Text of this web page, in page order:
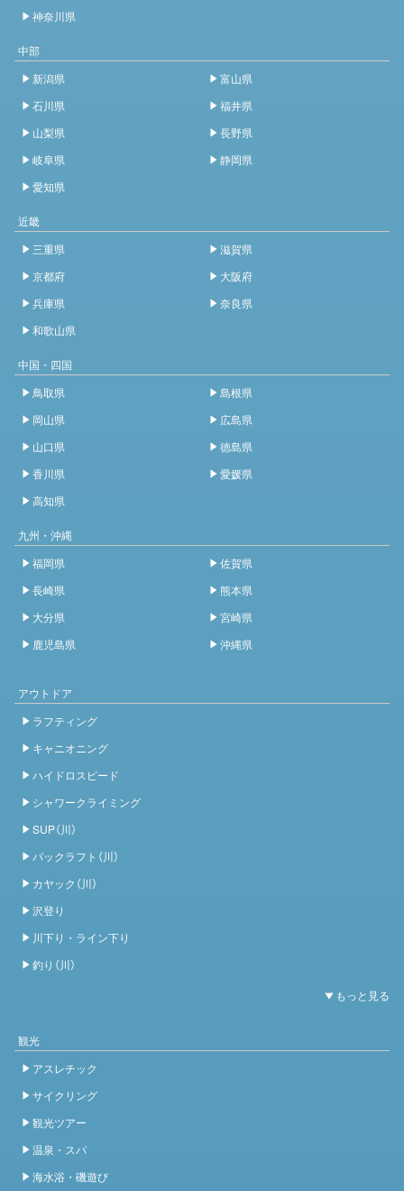
神奈川県
中部
新潟県
富山県
石川県
福井県
山梨県
長野県
岐阜県
静岡県
愛知県
近畿
三重県
滋賀県
京都府
大阪府
兵庫県
奈良県
和歌山県
中国・四国
鳥取県
島根県
岡山県
広島県
山口県
徳島県
香川県
愛媛県
高知県
九州・沖縄
福岡県
佐賀県
長崎県
熊本県
大分県
宮崎県
鹿児島県
沖縄県
アウトドア
ラフティング
キャニオニング
ハイドロスピード
シャワークライミング
SUP（川）
パックラフト（川）
カヤック（川）
沢登り
川下り・ライン下り
釣り（川）
観光
アスレチック
サイクリング
観光ツアー
温泉・スパ
海水浴・磯遊び